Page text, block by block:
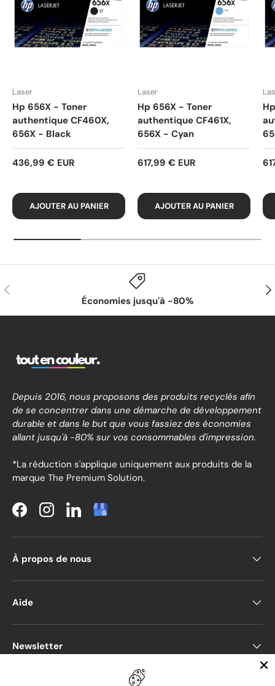
Laser
Hp 656X - Toner
authentique CF460X,
656X - Black
436,99 € EUR
AJOUTER AU PANIER
Laser
Hp 656X - Toner
authentique CF461X,
656X - Cyan
617,99 € EUR
AJOUTER AU PANIER
PRÉCÉDENT
Économies jusqu'à -80%
Depuis 2016, nous proposons des produits recyclés afin
de se concentrer dans une démarche de développement
durable et dans le but que vous fassiez des économies
allant jusqu'à -80% sur vos consommables d'impression.
*La réduction s'applique uniquement aux produits de la
marque The Premium Solution.
FacebookInstagramLinkedIn
À propos de nous
Aide
Newsletter